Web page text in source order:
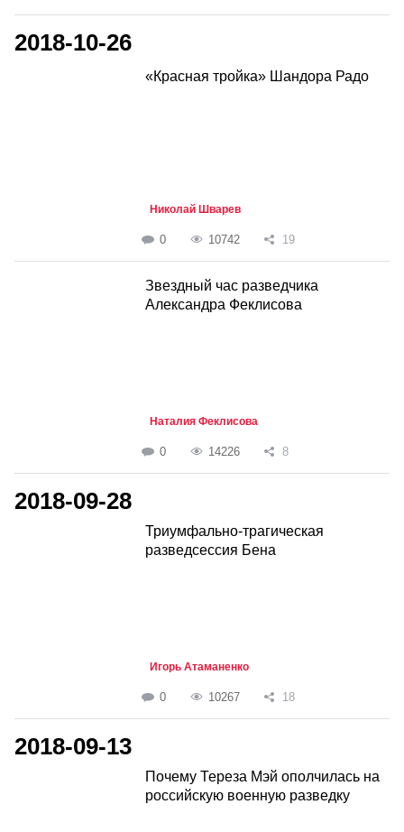
2018-10-26
«Красная тройка» Шандора Радо
Николай Шварев
0 10742 19
Звездный час разведчика
Александра Феклисова
Наталия Феклисова
0 14226 8
2018-09-28
Триумфально-трагическая
разведсессия Бена
Игорь Атаманенко
0 10267 18
2018-09-13
Почему Тереза Мэй ополчилась на
российскую военную разведку